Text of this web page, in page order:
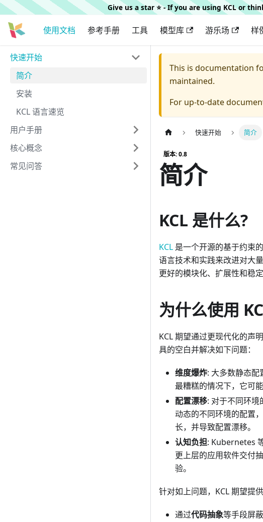
Give us a star ⭐️ - If you are using KCL or
使用文档 参考手册 工具 模型库 游乐场 样
快速开始
简介
安装
KCL 语言速览
用户手册
核心概念
常见问答
This is documentation
maintained.
For up-to-date
快速开始 简介
版本: 0.8
简介
KCL 是什么?
KCL 是一个开源的基于约束
语言技术和实践来改进对大
更好的模块化、扩展性和稳
为什么使用
KCL 期望通过更现代化的声
具的空白并解决如下问题：
维度爆炸: 大多数静态
最糟糕的情况下，它可
配置漂移: 对于不同环
动态的不同环境的配置
长，并导致配置漂移。
认知负担: Kubernetes
更上层的应用软件交付
验。
针对如上问题，KCL 期望提
通过代码抽象等手段屏